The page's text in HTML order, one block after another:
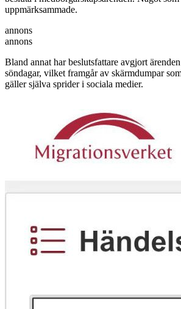
uppmärksammade.
annons
annons
Bland annat har beslutsfattare avgjort
söndagar, vilket framgår av skärmdumpar
gäller själva sprider i sociala medier.